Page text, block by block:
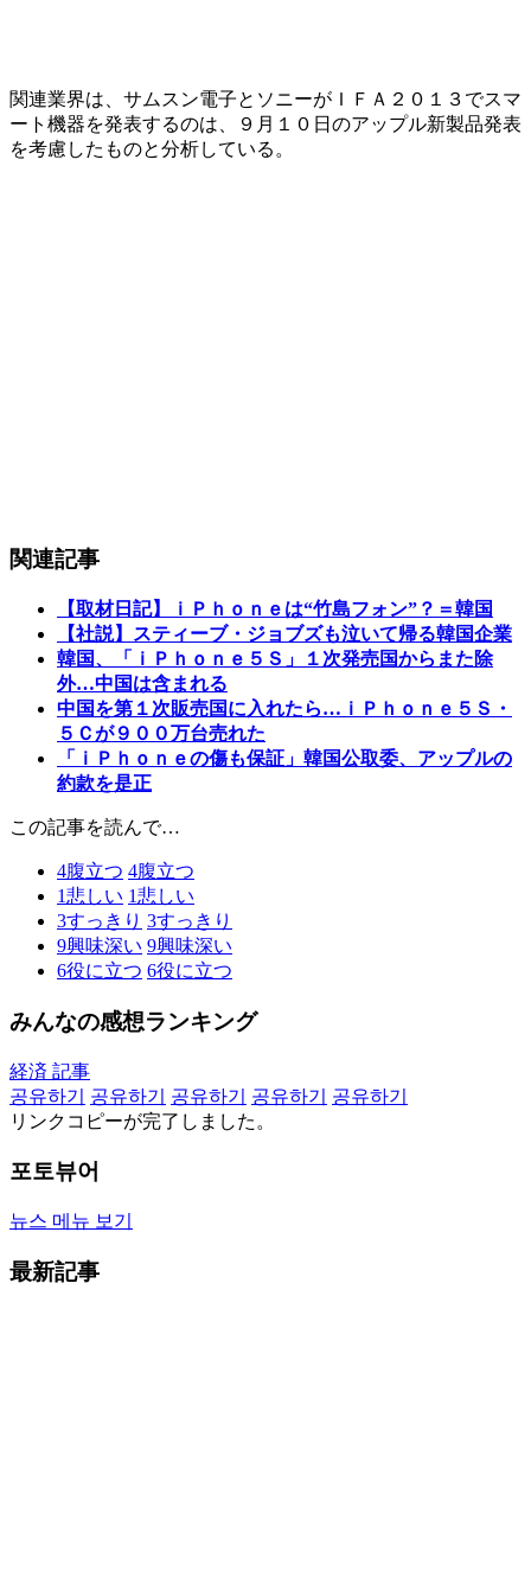
関連業界は、サムスン電子とソニーがＩＦＡ２０１３でスマ
ート機器を発表するのは、９月１０日のアップル新製品発表
を考慮したものと分析している。
関連記事
【取材日記】ｉＰｈｏｎｅは“竹島フォン”？＝韓国
【社説】スティーブ・ジョブズも泣いて帰る韓国企業
韓国、「ｉＰｈｏｎｅ５Ｓ」１次発売国からまた除
外…中国は含まれる
中国を第１次販売国に入れたら…ｉＰｈｏｎｅ５Ｓ・
５Ｃが９００万台売れた
「ｉＰｈｏｎｅの傷も保証」韓国公取委、アップルの
約款を是正
この記事を読んで…
4腹立つ 4腹立つ
1悲しい 1悲しい
3すっきり 3すっきり
9興味深い 9興味深い
6役に立つ 6役に立つ
みんなの感想ランキング
経済 記事
공유하기
공유하기 공유하기 공유하기
공유하기
リンクコピーが完了しました。
포토뷰어
뉴스 메뉴 보기
最新記事